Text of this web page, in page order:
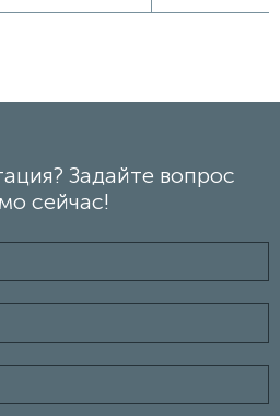
Задайте вопрос
сейчас!